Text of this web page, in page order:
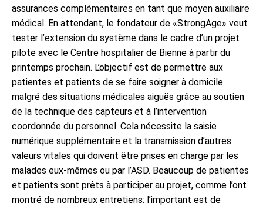
assurances complémentaires en tant que moyen auxiliaire
médical. En ­attendant, le fondateur de «StrongAge» veut
tester l’extension du système dans le cadre d’un projet
pilote avec le Centre hospitalier de Bienne à partir du
printemps prochain. L’objectif est de permettre aux
patientes et patients de se faire soigner à domicile
malgré des situations médicales aiguës grâce au soutien
de la technique des capteurs et à l’intervention
coordonnée du personnel. Cela nécessite la saisie
numérique supplémentaire et la transmission d’autres
valeurs vitales qui doivent être prises en charge par les
malades eux-mêmes ou par l’ASD. Beaucoup de patientes
et patients sont prêts à participer au projet, comme l’ont
montré de nombreux entretiens: l’important est de